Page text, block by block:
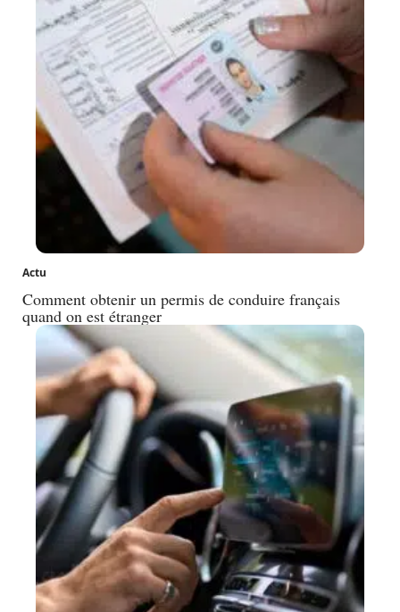
Actu
Comment obtenir un permis de conduire français
quand on est étranger